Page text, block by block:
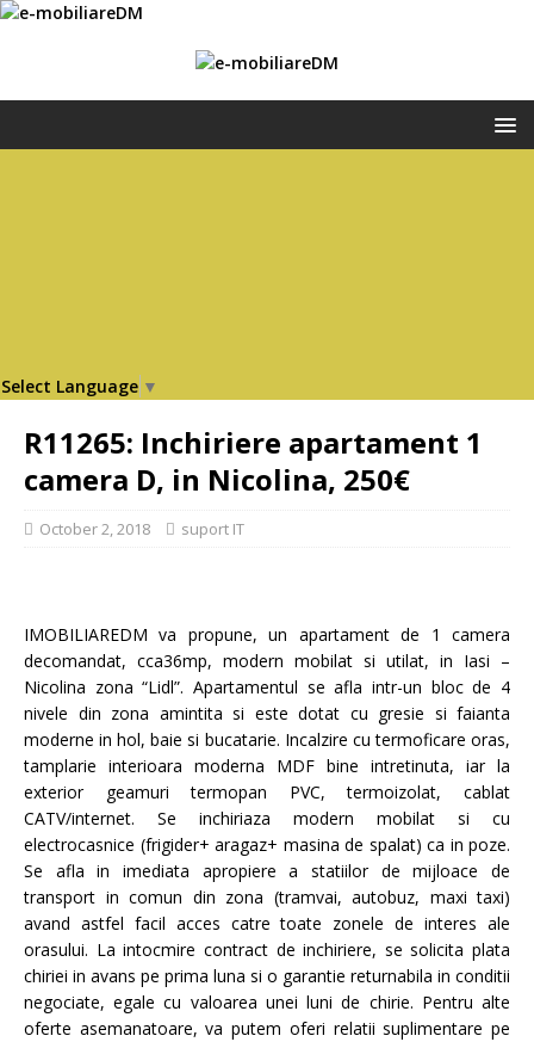
Select Language ▼
R11265: Inchiriere apartament 1
camera D, in Nicolina, 250€
October 2, 2018 suport IT
IMOBILIAREDM va propune, un apartament de 1 camera
decomandat, cca36mp, modern mobilat si utilat, in Iasi –
Nicolina zona “Lidl”. Apartamentul se afla intr-un bloc de 4
nivele din zona amintita si este dotat cu gresie si faianta
moderne in hol, baie si bucatarie. Incalzire cu termoficare oras,
tamplarie interioara moderna MDF bine intretinuta, iar la
exterior geamuri termopan PVC, termoizolat, cablat
CATV/internet. Se inchiriaza modern mobilat si cu
electrocasnice (frigider+ aragaz+ masina de spalat) ca in poze.
Se afla in imediata apropiere a statiilor de mijloace de
transport in comun din zona (tramvai, autobuz, maxi taxi)
avand astfel facil acces catre toate zonele de interes ale
orasului. La intocmire contract de inchiriere, se solicita plata
chiriei in avans pe prima luna si o garantie returnabila in conditii
negociate, egale cu valoarea unei luni de chirie. Pentru alte
oferte asemanatoare, va putem oferi relatii suplimentare pe